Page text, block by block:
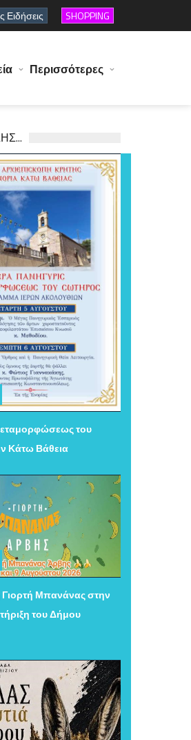
Ειδήσεις SHOPPING
Περισσότερες
05 Αυγούστου 2026 16:11
του
Κάτω Βάθεια
05 Αυγούστου 2026 15:34
Γιορτή Μπανάνας στην
του Δήμου